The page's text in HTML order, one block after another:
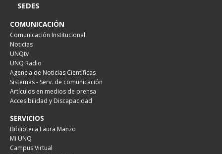
SEDES
COMUNICACIÓN
Comunicación Institucional
Noticias
UNQtv
UNQ Radio
Agencia de Noticias Científicas
Sistemas - Serv. de comunicación
Artículos en medios de prensa
Accesibilidad y Discapacidad
SERVICIOS
Biblioteca Laura Manzo
Mi UNQ
Campus Virtual